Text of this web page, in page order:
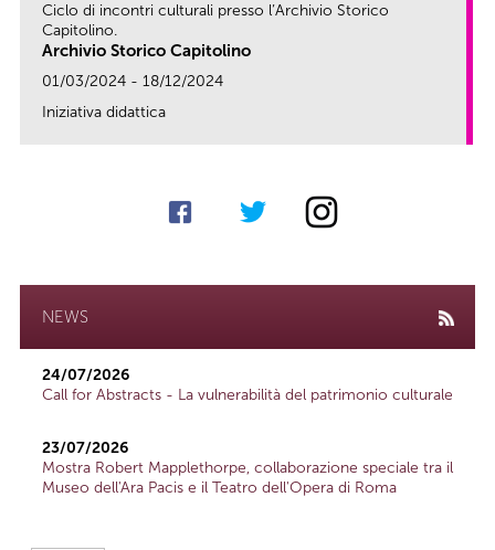
Ciclo di incontri culturali presso l’Archivio Storico
Capitolino.
Archivio Storico Capitolino
01/03/2024 - 18/12/2024
Iniziativa didattica
NEWS
24/07/2026
Call for Abstracts - La vulnerabilità del patrimonio culturale
23/07/2026
Mostra Robert Mapplethorpe, collaborazione speciale tra il
Museo dell'Ara Pacis e il Teatro dell'Opera di Roma